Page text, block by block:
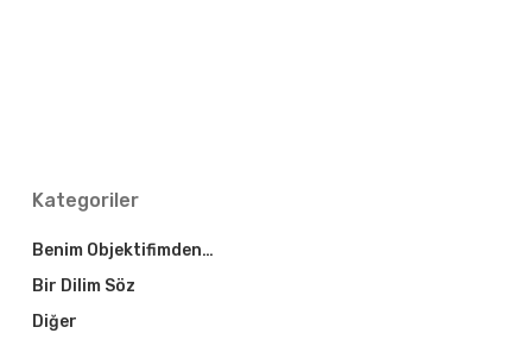
Kategoriler
Benim Objektifimden…
Bir Dilim Söz
Diğer